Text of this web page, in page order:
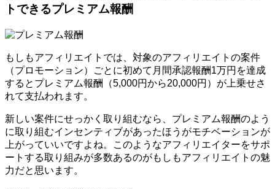
トできるプレミアム報酬
もしもアフィリエイトでは、対象のアフィリエイトの案件
（プロモーション）ごとに初めて月間承認報酬1万円を達成
するとプレミアム報酬（5,000円から20,000円）が上乗せさ
れて支払われます。
新しい案件にせっかく取り組むなら、プレミアム報酬のよう
に取り組むインセンティブがあったほうがモチベーションが
上がっていいですよね。このようなアフィリエイターをサポ
ートする取り組みが多数あるのがもしもアフィリエイトの魅
力だと思います。